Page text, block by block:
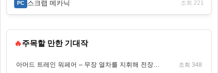
PC 스크랩 메카닉 조회 221
🔥주목할 만한 기대작
아머드 트레인 워페어 – 무장 열차를 지휘해 전장을 돌파하는 생존 전투 게임 조회 348